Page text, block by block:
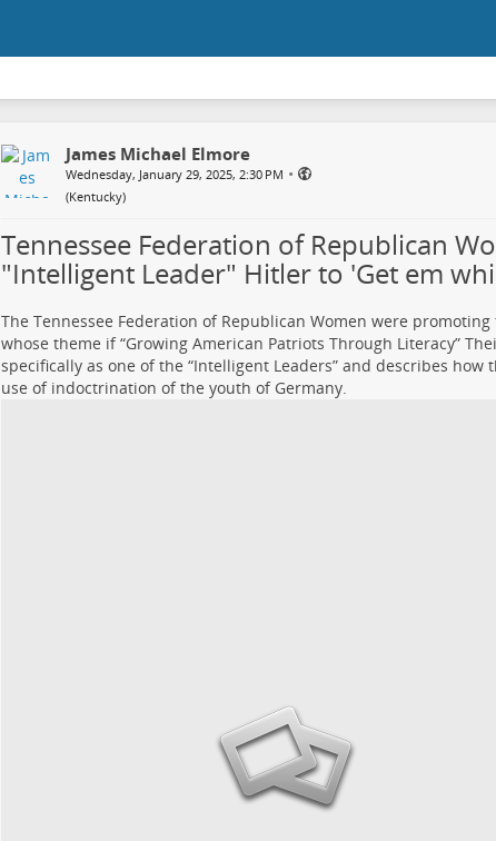
James Michael Elmore
Wednesday, January 29, 2025, 2:30 PM •
(Kentucky)
Tennessee Federation of Republican
"Intelligent Leader" Hitler to 'Get em
The Tennessee Federation of Republican Women were
whose theme if “Growing American Patriots Through Literacy”
specifically as one of the “Intelligent Leaders” and describes how
use of indoctrination of the youth of Germany.